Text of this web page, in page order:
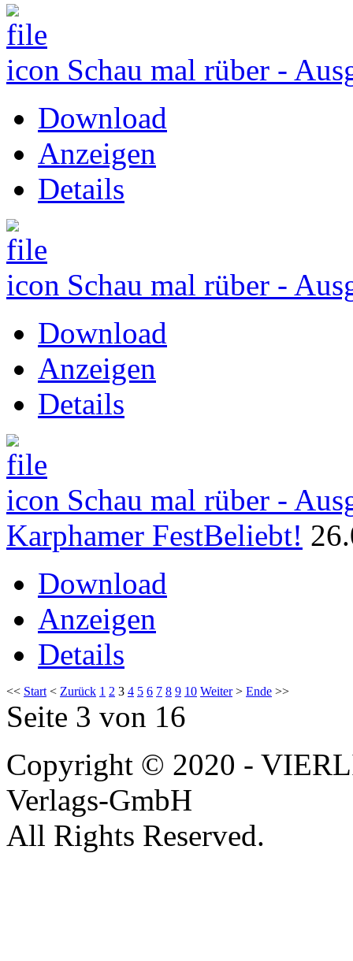
Schau mal rüber -
Download
Anzeigen
Details
Schau mal rüber -
Download
Anzeigen
Details
Schau mal rüber -
Karphamer FestBeliebt!
Download
Anzeigen
Details
<< Start< Zurück 1 2 3 4 5 6 7 8 9 10 Weiter> Ende >>
Seite 3 von 16
Copyright © 2020 -
Verlags-GmbH
All Rights Reserved.